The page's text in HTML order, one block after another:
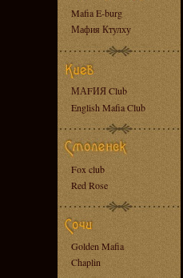
Mafia E-burg
Мафия Ктулху
МАFИЯ Club
English Mafia Club
Fox club
Red Rose
Golden Mafia
Chaplin